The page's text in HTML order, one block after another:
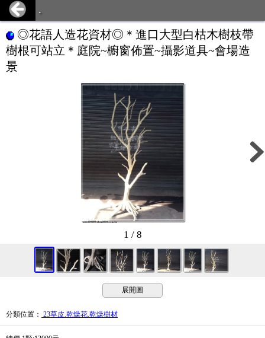
.
◎花語人造花資材◎＊進口大型白枯木樹枝帶
樹根可站立＊庭院~櫥窗佈置~攝影道具~會場造
景
1 / 8
展開圖
分類位置 ： 23草皮.乾燥花.乾燥樹材